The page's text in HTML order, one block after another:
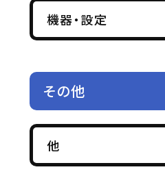
機器・設定
その他
他